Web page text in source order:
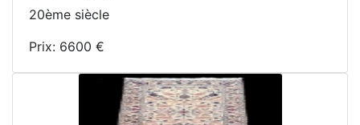
20ème siècle
Prix: 6600 €